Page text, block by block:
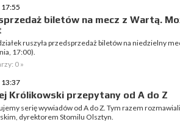
biletów na mecz z Wartą.
ruszyła przedsprzedaż biletów na niedzielny
17:00).
0 »
13:37
Królikowski przepytany od A do Z
serię wywiadów od A do Z. Tym razem
dyrektorem Stomilu Olsztyn.